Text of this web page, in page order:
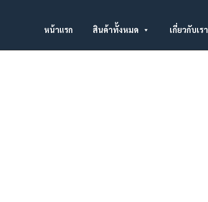
หน้าแรก สินค้าทั้งหมด เกี่ยวกับเรา
PORTFOLIO TAG: ตีเส้นที่จอดรถ